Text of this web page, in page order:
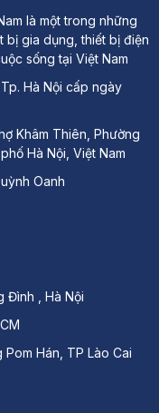
Đình , Hà Nội
Hán, TP Lào Cai
là một trong những
bị gia dụng, thiết bị điện
sống tại Việt Nam
Hà Nội cấp ngày
Khâm Thiên, Phường
Hà Nội, Việt Nam
Oanh